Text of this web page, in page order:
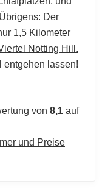
Der
1,5 Kilometer
Notting Hill.
entgehen lassen!
von 8,1 auf
und Preise